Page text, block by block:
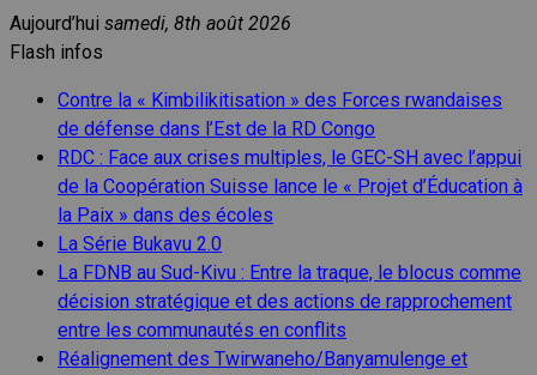
Aller
au
Aujourd’hui samedi, 8th août 2026
Flash infos
Contre la « Kimbilikitisation » des Forces rwandaises
de défense dans l’Est de la RD Congo
RDC : Face aux crises multiples, le GEC-SH avec l’appui
de la Coopération Suisse lance le « Projet d’Éducation à
la Paix » dans des écoles
La Série Bukavu 2.0
La FDNB au Sud-Kivu : Entre la traque, le blocus comme
décision stratégique et des actions de rapprochement
entre les communautés en conflits
Réalignement des Twirwaneho/Banyamulenge et